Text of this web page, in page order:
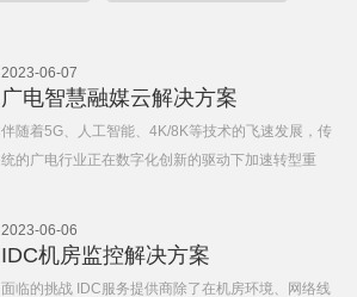
2023-06-07
广电智慧融媒云解决方案
伴随着5G、人工智能、4K/8K等技术的飞速发展，传
统的广电行业正在数字化创新的驱动下加速转型重
2023-06-06
IDC机房监控解决方案
面临的挑战 IDC服务提供商除了在机房环境、网络线